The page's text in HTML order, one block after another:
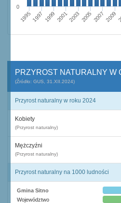
19951997 1999 20012003 2005 2007 2009
0
PRZYROST NATURALNY W
(Źródło: GUS, 31.XII.2024)
Przyrost naturalny w roku 2024
Kobiety
(Przyrost naturalny)
Mężczyźni
(Przyrost naturalny)
Przyrost naturalny na 1000 ludności
Gmina Sitno
Województwo